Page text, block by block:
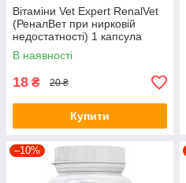
Вітаміни Vet Expert RenalVet
(РеналВет при нирковій
недостатності) 1 капсула
В наявності
18 ₴ 20 ₴
Купити
–10%